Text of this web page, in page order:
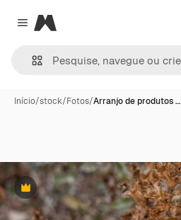
Close menu
Magnific
Início/stock/Fotos/Arranjo de produtos …
Premium